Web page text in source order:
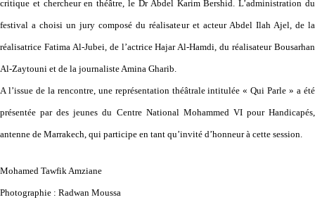
critique et chercheur en théâtre, le Dr Abdel Karim Bershid. L’administration du
festival a choisi un jury composé du réalisateur et acteur Abdel Ilah Ajel, de la
réalisatrice Fatima Al-Jubei, de l’actrice Hajar Al-Hamdi, du réalisateur Bousarhan
Al-Zaytouni et de la journaliste Amina Gharib.
A l’issue de la rencontre, une représentation théâtrale intitulée « Qui Parle » a été
présentée par des jeunes du Centre National Mohammed VI pour Handicapés,
antenne de Marrakech, qui participe en tant qu’invité d’honneur à cette session.
Mohamed Tawfik Amziane
Photographie : Radwan Moussa